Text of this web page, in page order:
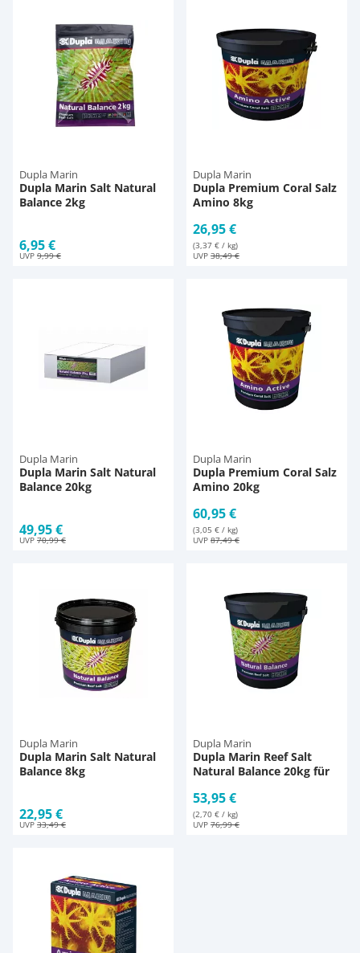
Dupla Marin
Dupla Marin Salt Natural
Balance 2kg
6,95 €
UVP 9,99 €
Dupla Marin
Dupla Premium Coral Salz
Amino 8kg
26,95 €
(3,37 € / kg)
UVP 38,49 €
Dupla Marin
Dupla Marin Salt Natural
Balance 20kg
49,95 €
UVP70,99 €
Dupla Marin
Dupla Premium Coral Salz
Amino 20kg
60,95 €
(3,05 € / kg)
UVP 87,49 €
Dupla Marin
Dupla Marin Salt Natural
Balance 8kg
22,95 €
UVP 33,49 €
Dupla Marin
Dupla Marin Reef Salt
Natural Balance 20kg für
53,95 €
(2,70 € / kg)
UVP 76,99 €
Pumpen
Schlauch
Strömungspumpe
Thermometer
Pumpen
Schlauch
Thermometer
UV-Filter
Aqua Scaping
Deko
Zubehör
D-D Aquarium Solution
Aqua Illumination
Alle Marken »
Fischfutter selber machen
Fischfutter Test
D & D Aquarien